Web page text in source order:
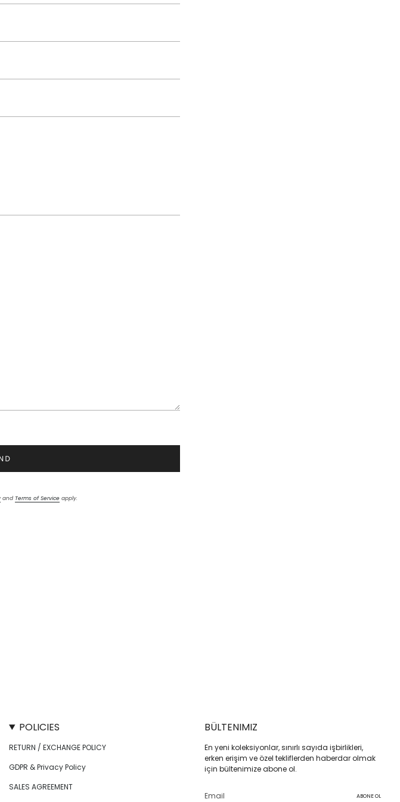
and Terms of Service apply.
POLICIES
RETURN / EXCHANGE POLICY
GDPR & Privacy Policy
SALES AGREEMENT
BÜLTENIMIZ
En yeni koleksiyonlar, sınırlı sayıda işbirlikleri,
erken erişim ve özel tekliflerden haberdar olmak
için bültenimize abone ol.
ABONE OL